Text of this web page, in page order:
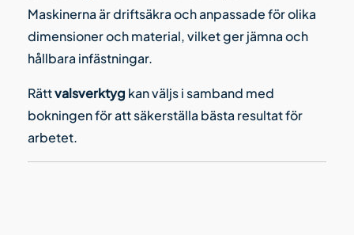
Maskinerna är driftsäkra och anpassade för olika
dimensioner och material, vilket ger jämna och
hållbara infästningar.
Rättvalsverktyg kan väljs i samband med
bokningen för att säkerställa bästa resultat för
arbetet.